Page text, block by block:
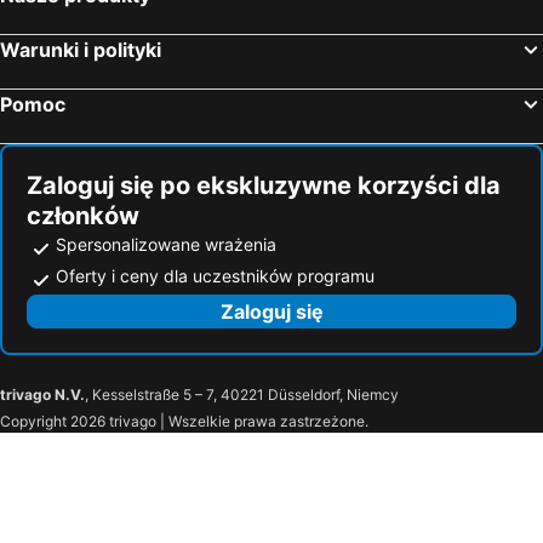
Hotel Kanajt
Boutique Hotel Placa
Luxury Hotel Riva
Apartmani Lucija
Hotel Vila Ruzica
Pansion Preza
Leonarda
Hotel Kastel
Delfin Apartments
LAURA
Pansion Belveder
Ferienhaus 155971
Villa Vita Apartments
Pavlovic
Warunki i polityki
Pomoc
Zaloguj się po ekskluzywne korzyści dla
członków
Spersonalizowane wrażenia
Oferty i ceny dla uczestników programu
Zaloguj się
trivago N.V., Kesselstraße 5 – 7, 40221 Düsseldorf, Niemcy
Copyright 2026 trivago | Wszelkie prawa zastrzeżone.